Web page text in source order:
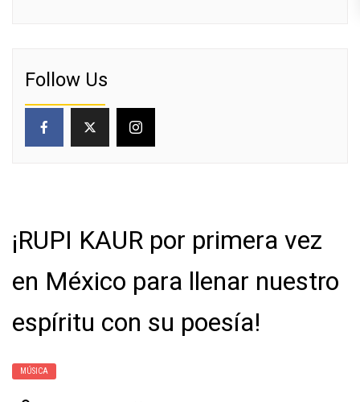
¡RUPI KAUR por primera vez
en México para llenar nuestro
espíritu con su poesía!
MÚSICA
Follow Us